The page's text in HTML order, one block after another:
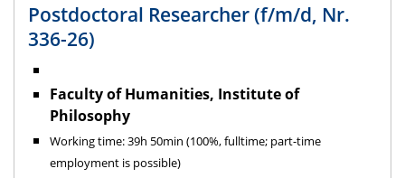
Postdoctoral Researcher (f/m/d, Nr.
336-26)
Faculty of Humanities, Institute of
Philosophy
Working time: 39h 50min (100%, fulltime; part-time
employment is possible)